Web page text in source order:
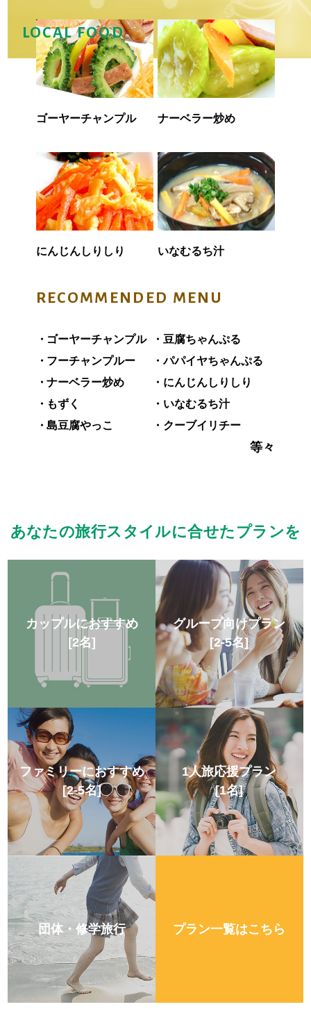
LOCAL FOOD
ゴーヤーチャンプル ナーベラー炒め
にんじんしりしり いなむるち汁
RECOMMENDED MENU
ゴーヤーチャンプル
豆腐ちゃんぷる
フーチャンプルー
パパイヤちゃんぷる
ナーベラー炒め
にんじんしりしり
もずく
いなむるち汁
島豆腐やっこ
クーブイリチー
等々
あなたの旅行スタイルに合せたプランを
カップルにおすすめ
[2名]
グループ向けプラン
[2-5名]
ファミリーにおすすめ
[2-5名]
1人旅応援プラン
[1名]
団体・修学旅行 プラン一覧はこちら
「た
い
ま」
っ
も
ら
え
る、
ま
た来
た
く
な
る
ホ
テ
スタッ
フ一
同、精
一杯お
もてな
しの気
持ちを
もっ
て、お
客様の
那覇滞
在を
サポー
トいた
しま
す。
「また
来た
よ！」
と言っ
ていた
だけた
時の喜
ゆ
い
レ
ー
ル
牧志
駅
「真
横」
ホテ
ルの
目の
前
は、
那覇
のメ
イン
スト
リー
ト国
際通
り。
お土
産店
や飲
食店
ン
ル
ら
フ
ィ
フ
ス
ま
で
選
べ
る
豊
富
一人
旅で
も、
ご家
族や
友達
グル
ープ
で
様々
な旅
行ス
タイ
ルに
対応
した
豊富
望
レ
ト
ン
で
連
泊
で
も
楽
し
め
る
日
替
地元
食材
れた
和
食・
洋
食・
琉球
料
理・
サラ
ダ・
フル
など
の多
彩な
メニ
ュー
をバ
イキ
ング
旅
の
疲
を
癒
す
広
め
の
大人が
足を延
ばして
浸かれ
るほど
のバス
タブを
完備し
ていま
す。
（※お
快
適
Wi-
環
境
で
観
光
も
ビ
ジ
ネ
ス
利
各部
屋ご
とに
Wi-
Fiル
ータ
ーを
完備
いる
の
で、
快適
にイ
ンタ
ーネ
ット
モ
ノ
レー
ル
が見
え
お子
れの
ご家
族に
人気
のモ
ノレ
ール
ビュ
ー客
室が
ござ
いま
す。
那覇
市の
景色
とと
もに
モノ
レー
大
き
な
宴会
場
を
完備
団
体・
宴会
の他
に
も、
講演
会、
大学
入
試、
就職
採用
接、
展示
会場
等で
使用
する
こと
も可
連泊
も
安
心！
長期
滞在
便利
な
コ
イ
ン
ラ
1F
ロビ
ー奥
に
24
時間
使用
可能
なコ
イン
ラン
「た
い
ま」
っ
も
ら
え
る、
ま
た来
た
く
な
る
ホ
テ
スタッ
フ一
同、精
一杯お
もてな
しの気
持ちを
もっ
て、お
客様の
那覇滞
在を
サポー
トいた
しま
す。
「また
来た
よ！」
と言っ
ていた
だけた
時の喜
ゆ
い
レ
ー
ル
牧志
駅
「真
横」
ホテ
ルの
目の
前
は、
那覇
のメ
イン
スト
リー
ト国
際通
り。
お土
産店
や飲
食店